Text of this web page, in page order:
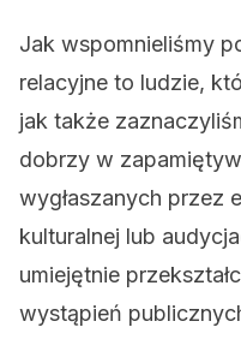
Jak wspomnieliśmy
relacyjne to ludzie,
jak także
dobrzy w
wygłaszanych przez
kulturalnej lub
umiejętnie
wystąpień